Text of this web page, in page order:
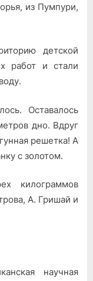
из Пумпури,
детской
работ и стали
Оставалось
дно. Вдруг
решетка! А
с золотом.
килограммов
А. Гришай и
научная